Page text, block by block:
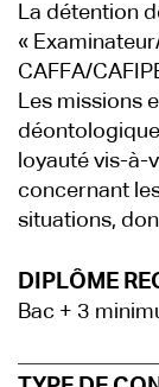
La détention
«
CAFFA/
Les missions
loyauté vis-à-
concernant
situations,
DIPLÔME
Bac + 3